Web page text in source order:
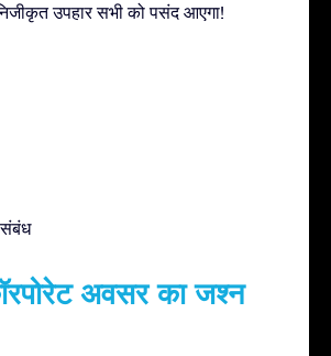
उपहार सभी को पसंद आएगा!
संबंध
अवसर का जश्न